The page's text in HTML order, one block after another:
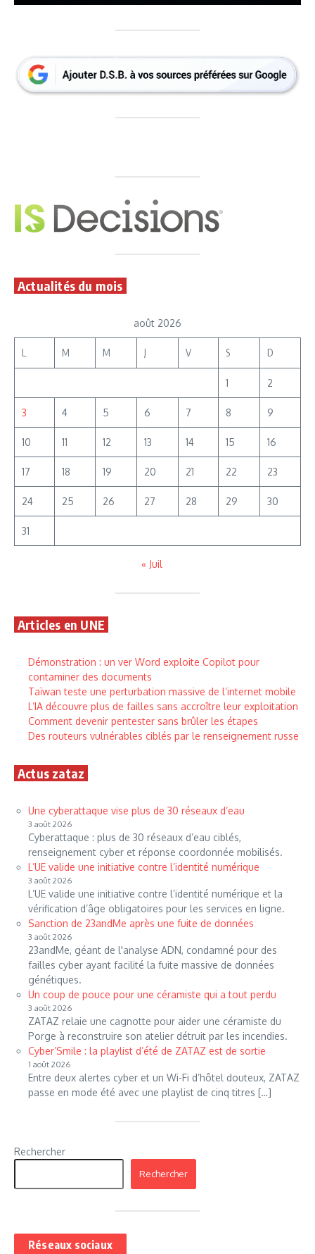
Actualités du mois
août 2026
L M M J V S D
1 2
3 4 5 6 7 8 9
10 11 12 13 14 15 16
17 18 19 20 21 22 23
24 25 26 27 28 29 30
31
« Juil
Articles en UNE
Démonstration : un ver Word exploite Copilot pour
contaminer des documents
Taïwan teste une perturbation massive de l’internet mobile
L’IA découvre plus de failles sans accroître leur exploitation
Comment devenir pentester sans brûler les étapes
Des routeurs vulnérables ciblés par le renseignement russe
Actus zataz
Une cyberattaque vise plus de 30 réseaux d’eau
3 août 2026
Cyberattaque : plus de 30 réseaux d’eau ciblés,
renseignement cyber et réponse coordonnée mobilisés.
L’UE valide une initiative contre l’identité numérique
3 août 2026
L’UE valide une initiative contre l’identité numérique et la
vérification d’âge obligatoires pour les services en ligne.
Sanction de 23andMe après une fuite de données
3 août 2026
23andMe, géant de l'analyse ADN, condamné pour des
failles cyber ayant facilité la fuite massive de données
génétiques.
Un coup de pouce pour une céramiste qui a tout perdu
3 août 2026
ZATAZ relaie une cagnotte pour aider une céramiste du
Porge à reconstruire son atelier détruit par les incendies.
Cyber’Smile : la playlist d’été de ZATAZ est de sortie
1 août 2026
Entre deux alertes cyber et un Wi-Fi d’hôtel douteux, ZATAZ
passe en mode été avec une playlist de cinq titres […]
Rechercher
Rechercher
Réseaux sociaux